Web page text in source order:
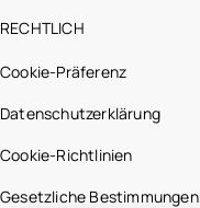
RECHTLICH
Cookie-Präferenz
Datenschutzerklärung
Cookie-Richtlinien
Gesetzliche Bestimmungen